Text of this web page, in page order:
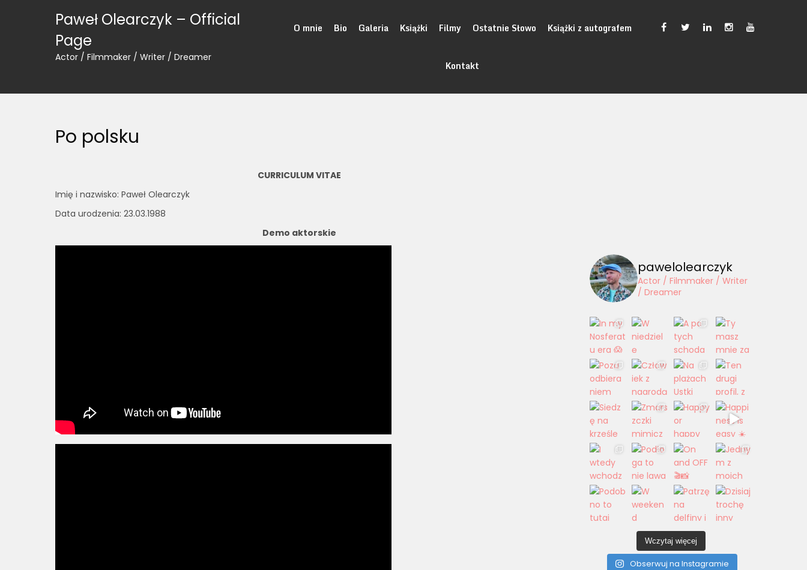
Paweł Olearczyk – Official
Page
Actor / Filmmaker / Writer / Dreamer
O mnie Bio Galeria Książki Filmy Ostatnie Słowo Książki z autografem
Kontakt
Po polsku
CURRICULUM VITAE
Imię i nazwisko: Paweł Olearczyk
Data urodzenia: 23.03.1988
Demo aktorskie
pawelolearczyk
Actor / Filmmaker / Writer
/ Dreamer
Wczytaj więcej
Obserwuj na Instagramie